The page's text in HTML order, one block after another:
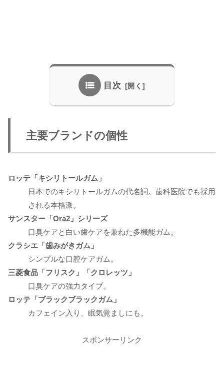
目次
主要ブランドの個性
ロッテ「キシリトールガム」
日本でのキシリトールガムの代名詞。歯科医院でも採用
される本格派。
サンスター「Ora2」シリーズ
口臭ケアと白い歯ケアを兼ねた多機能ガム。
クラシエ「歯みがきガム」
シンプルな口腔ケアガム。
三菱食品「フリスク」「クロレッツ」
口臭ケアの強力タイプ。
ロッテ「ブラックブラックガム」
カフェイン入り、眠気覚ましにも。
スポンサーリンク